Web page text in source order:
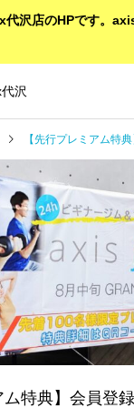
沢店のHPです。
沢
【先行プレミアム特典
ム特典】会員登